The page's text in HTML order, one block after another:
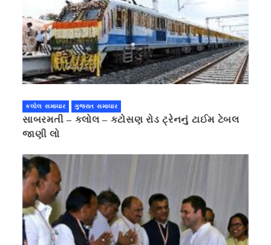
કલોલ સમાચાર ગુજરાત સમાચાર
સાબરમતી – કલોલ – કટોસણ રોડ ટ્રેનનું ટાઈમ ટેબલ
જાણી લો